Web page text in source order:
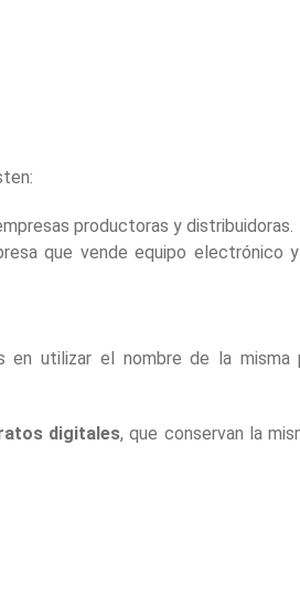
productoras y distribuidoras.
que vende equipo electrónico
en utilizar el nombre de la misma
digitales, que conservan la